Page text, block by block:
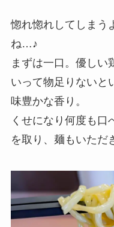
惚れ惚れしてしまう
ね…♪
まずは一口。優しい
いって物足りないと
味豊かな香り。
くせになり何度も口
を取り、麺もいただ